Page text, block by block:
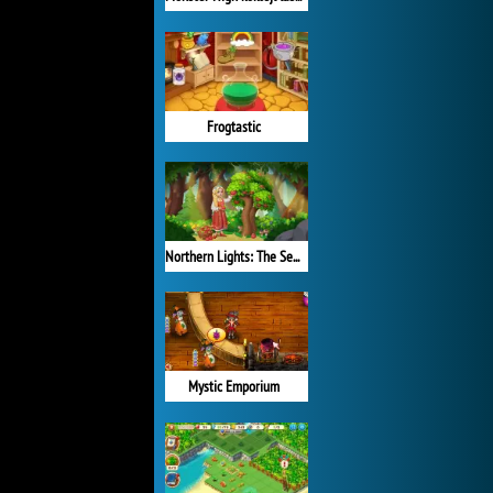
Frogtastic
Northern Lights: The Secret of the Forest
Mystic Emporium